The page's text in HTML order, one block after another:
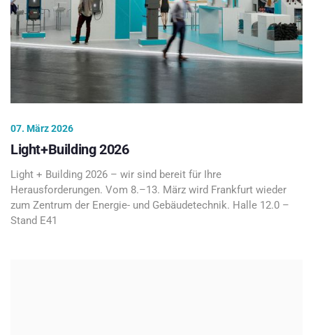
07. März 2026
Light+Building 2026
Light + Building 2026 – wir sind bereit für Ihre
Herausforderungen. Vom 8.–13. März wird Frankfurt wieder
zum Zentrum der Energie- und Gebäudetechnik. Halle 12.0 –
Stand E41